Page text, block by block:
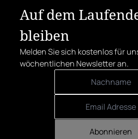
Auf dem
bleiben
Melden Sie sich kostenlos für
wöchentlichen Newsletter an.
Abonnieren